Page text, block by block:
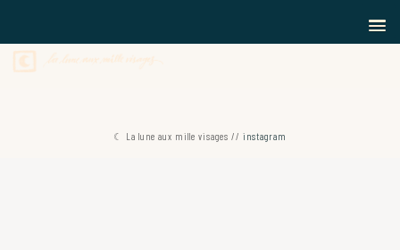
☾ La lune aux mille visages // instagram